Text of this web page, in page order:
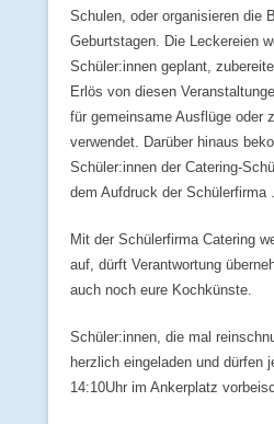
Schulen, oder organisieren die
Geburtstagen. Die Leckereien
Schüler:innen geplant,
Erlös von diesen
für gemeinsame Ausflüge oder
verwendet. Darüber hinaus
Schüler:innen der Catering-
dem Aufdruck der Schülerfirma .
Mit der Schülerfirma Catering
auf, dürft Verantwortung
auch noch eure Kochkünste.
Schüler:innen, die mal
herzlich eingeladen und dürfen
14:10Uhr im Ankerplatz